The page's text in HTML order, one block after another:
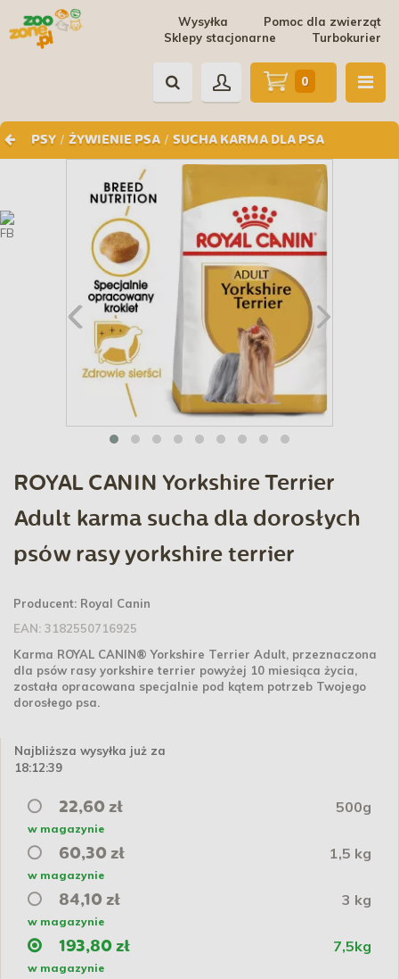
Pomoc dla zwierząt
Wysyłka
Turbokurier
Sklepy stacjonarne
PSY / ŻYWIENIE PSA / SUCHA KARMA DLA PSA
0
ROYAL CANIN Yorkshire Terrier
Adult karma sucha dla dorosłych
psów rasy yorkshire terrier
Producent: Royal Canin
EAN: 3182550716925
Karma ROYAL CANIN® Yorkshire Terrier Adult, przeznaczona
dla psów rasy yorkshire terrier powyżej 10 miesiąca życia,
została opracowana specjalnie pod kątem potrzeb Twojego
dorosłego psa.
Najbliższa wysyłka już za
18:12:39
22,60 zł 500g
w magazynie
60,30 zł 1,5 kg
w magazynie
84,10 zł 3 kg
w magazynie
193,80 zł 7,5kg
w magazynie